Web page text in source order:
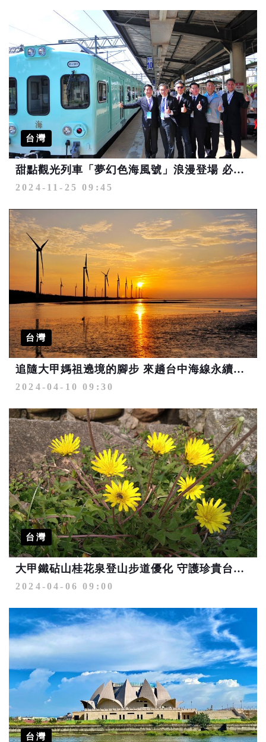
台灣
甜點觀光列車「夢幻色海風號」浪漫登場 必吃限定馬卡龍、米其林冰淇淋
2024-11-25 09:45
台灣
追隨大甲媽祖遶境的腳步 來趟台中海線永續小旅行
2024-04-10 09:30
台灣
大甲鐵砧山桂花泉登山步道優化 守護珍貴台灣蒲公英棲地
2024-04-06 09:00
台灣